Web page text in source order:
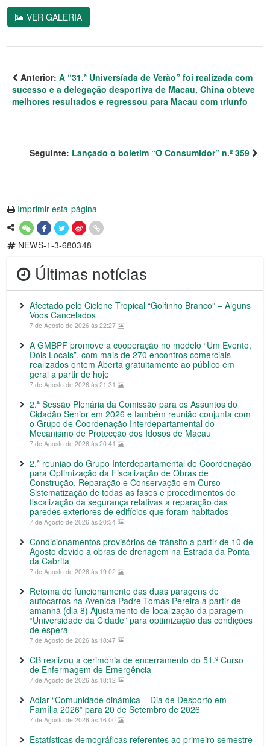
VER GALERIA
Anterior: A “31.ª Universíada de Verão” foi realizada com
sucesso e a delegação desportiva de Macau, China obteve
melhores resultados e regressou para Macau com triunfo
Seguinte: Lançado o boletim “O Consumidor” n.º 359
Imprimir esta página
NEWS-1-3-680348
Últimas notícias
Afectado pelo Ciclone Tropical “Golfinho Branco” – Alguns
Voos Cancelados
7 de Agosto de 2026 às 22:27
A GMBPF promove a cooperação no modelo “Um Evento,
Dois Locais”, com mais de 270 encontros comerciais
realizados ontem Aberta gratuitamente ao público em
geral a partir de hoje
7 de Agosto de 2026 às 21:31
2.ª Sessão Plenária da Comissão para os Assuntos do
Cidadão Sénior em 2026 e também reunião conjunta com
o Grupo de Coordenação Interdepartamental do
Mecanismo de Protecção dos Idosos de Macau
7 de Agosto de 2026 às 20:41
2.ª reunião do Grupo Interdepartamental de Coordenação
para Optimização da Fiscalização de Obras de
Construção, Reparação e Conservação em Curso
Sistematização de todas as fases e procedimentos de
fiscalização da segurança relativas a reparação das
paredes exteriores de edifícios que foram habitados
7 de Agosto de 2026 às 20:34
Condicionamentos provisórios de trânsito a partir de 10 de
Agosto devido a obras de drenagem na Estrada da Ponta
da Cabrita
7 de Agosto de 2026 às 19:02
Retoma do funcionamento das duas paragens de
autocarros na Avenida Padre Tomás Pereira a partir de
amanhã (dia 8) Ajustamento de localização da paragem
“Universidade da Cidade” para optimização das condições
de espera
7 de Agosto de 2026 às 18:47
CB realizou a cerimónia de encerramento do 51.º Curso
de Enfermagem de Emergência
7 de Agosto de 2026 às 18:12
Adiar “Comunidade dinâmica – Dia de Desporto em
Família 2026” para 20 de Setembro de 2026
7 de Agosto de 2026 às 16:00
Estatísticas demográficas referentes ao primeiro semestre